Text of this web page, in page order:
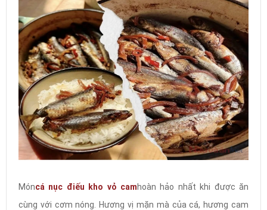
Móncá nục điếu kho vỏ camhoàn hảo nhất khi được ăn
cùng với cơm nóng. Hương vị mặn mà của cá, hương cam